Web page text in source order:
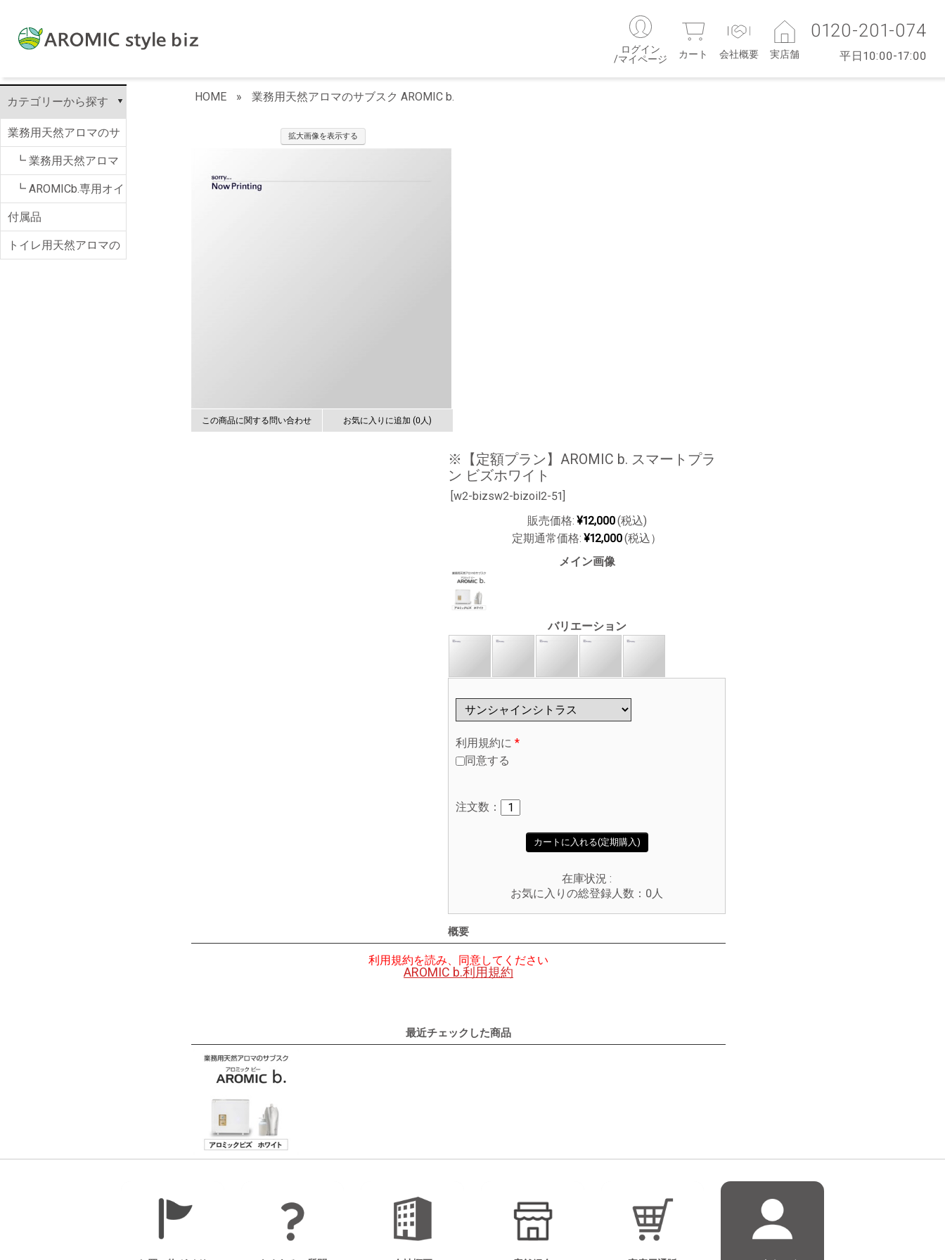
ログイン
/マイページ
カート 会社概要 実店舗
0120-201-074
平日10:00-17:00
カテゴリーから探す
業務用天然アロマのサ
ブスク AROMIC b.
┗ 業務用天然アロマ
のサブスク AROMIC
b.
┗ AROMICb.専用オイ
ル
付属品
トイレ用天然アロマの
HOME » 業務用天然アロマのサブスク AROMIC b.
拡大画像を表示する
この商品に関する問い合わせ お気に入りに追加 (0人)
※【定額プラン】AROMIC b. スマートプラ
ン ビズホワイト
[w2-bizsw2-bizoil2-51]
販売価格: ¥12,000(税込)
定期通常価格: ¥12,000(税込）
メイン画像
バリエーション
利用規約に *
同意する
注文数：
カートに入れる(定期購入)
在庫状況 :
お気に入りの総登録人数：0人
概要
利用規約を読み、同意してください
AROMIC b.利用規約
最近チェックした商品